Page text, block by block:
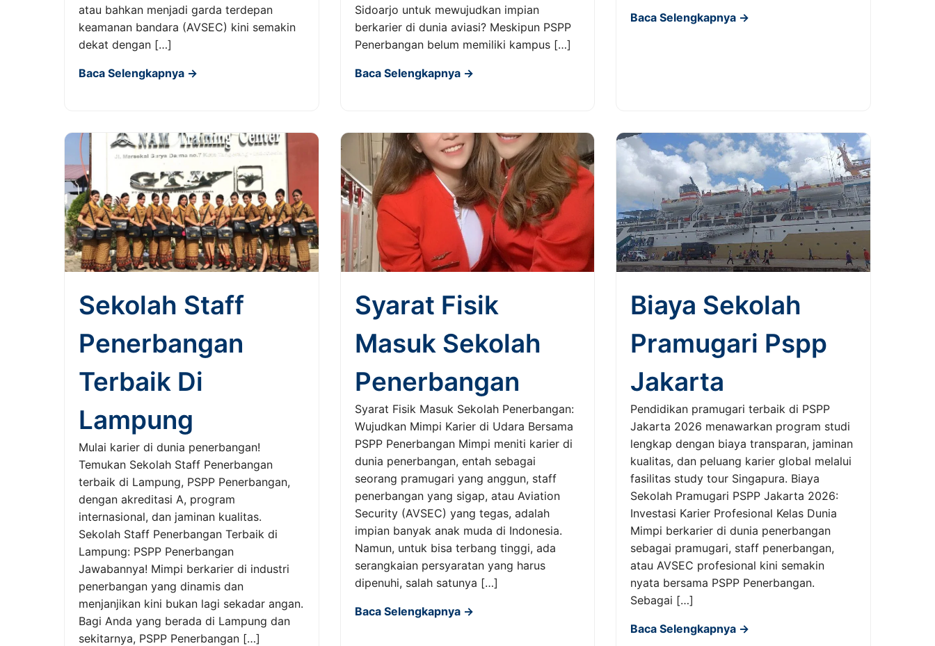
atau bahkan menjadi garda terdepan
keamanan bandara (AVSEC) kini semakin
dekat dengan […]
Baca Selengkapnya →
Sidoarjo untuk mewujudkan impian
berkarier di dunia aviasi? Meskipun PSPP
Penerbangan belum memiliki kampus […]
Baca Selengkapnya →
Baca Selengkapnya →
Sekolah Staff
Penerbangan
Terbaik Di
Lampung
Mulai karier di dunia penerbangan!
Temukan Sekolah Staff Penerbangan
terbaik di Lampung, PSPP Penerbangan,
dengan akreditasi A, program
internasional, dan jaminan kualitas.
Sekolah Staff Penerbangan Terbaik di
Lampung: PSPP Penerbangan
Jawabannya! Mimpi berkarier di industri
penerbangan yang dinamis dan
menjanjikan kini bukan lagi sekadar angan.
Bagi Anda yang berada di Lampung dan
sekitarnya, PSPP Penerbangan […]
Syarat Fisik
Masuk Sekolah
Penerbangan
Syarat Fisik Masuk Sekolah Penerbangan:
Wujudkan Mimpi Karier di Udara Bersama
PSPP Penerbangan Mimpi meniti karier di
dunia penerbangan, entah sebagai
seorang pramugari yang anggun, staff
penerbangan yang sigap, atau Aviation
Security (AVSEC) yang tegas, adalah
impian banyak anak muda di Indonesia.
Namun, untuk bisa terbang tinggi, ada
serangkaian persyaratan yang harus
dipenuhi, salah satunya […]
Baca Selengkapnya →
Biaya Sekolah
Pramugari Pspp
Jakarta
Pendidikan pramugari terbaik di PSPP
Jakarta 2026 menawarkan program studi
lengkap dengan biaya transparan, jaminan
kualitas, dan peluang karier global melalui
fasilitas study tour Singapura. Biaya
Sekolah Pramugari PSPP Jakarta 2026:
Investasi Karier Profesional Kelas Dunia
Mimpi berkarier di dunia penerbangan
sebagai pramugari, staff penerbangan,
atau AVSEC profesional kini semakin
nyata bersama PSPP Penerbangan.
Sebagai […]
Baca Selengkapnya →